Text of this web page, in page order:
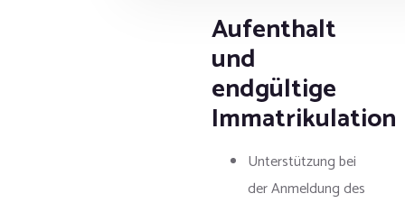
Aufenthalt
und
endgültige
Immatrikulation
Unterstützung bei
der Anmeldung des